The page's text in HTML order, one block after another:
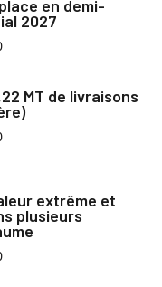
en demi-
2027
MT de livraisons
extrême et
plusieurs